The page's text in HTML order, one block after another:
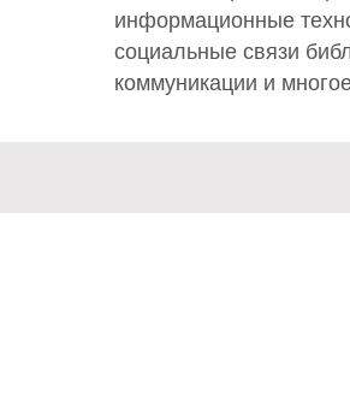
информационные
социальные связи
коммуникации и